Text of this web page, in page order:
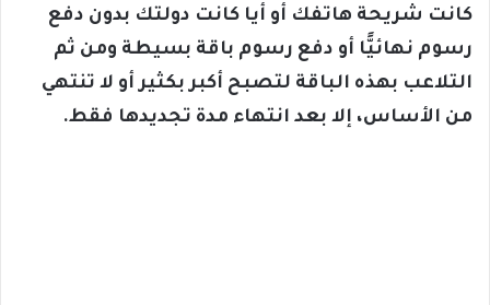
كانت شريحة هاتفك أو أيا كانت دولتك بدون دفع
رسوم نهائيًّا أو دفع رسوم باقة بسيطة ومن ثم
التلاعب بهذه الباقة لتصبح أكبر بكثير أو لا تنتهي
من الأساس، إلا بعد انتهاء مدة تجديدها فقط.